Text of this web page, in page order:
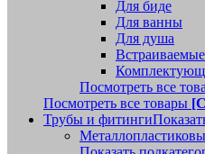
Для биде
Для ванны
Для душа
Встраиваемые
Посмотреть все
Посмотреть все товары
Трубы и фитинги